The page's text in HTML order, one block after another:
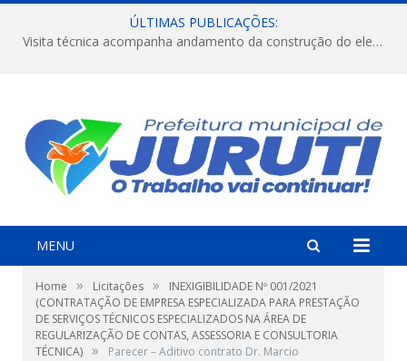
ÚLTIMAS PUBLICAÇÕES:
Visita técnica acompanha andamento da construção do elevado na comunidade Diamantino, região do Miri.
MENU
Home » Licitações »
INEXIGIBILIDADE Nº 001/2021
(CONTRATAÇÃO DE EMPRESA ESPECIALIZADA PARA PRESTAÇÃO
DE SERVIÇOS TÉCNICOS ESPECIALIZADOS NA ÁREA DE
REGULARIZAÇÃO DE CONTAS, ASSESSORIA E CONSULTORIA
TÉCNICA) » Parecer – Aditivo contrato Dr. Marcio